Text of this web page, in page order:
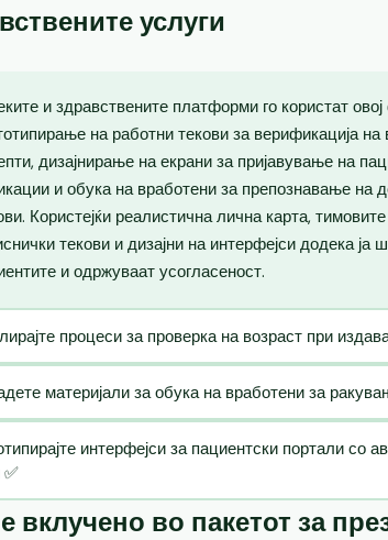
услуги
и здравствените платформи го користат
на работни текови за верификација
дизајнирање на екрани за пријавување на
и обука на вработени за препознавање на
Користејќи реалистична лична карта,
текови и дизајни на интерфејси додека ја
и одржуваат усогласеност.
процеси за проверка на возраст при
материјали за обука на вработени за
интерфејси за пациентски портали со
вклучено во пакетот за